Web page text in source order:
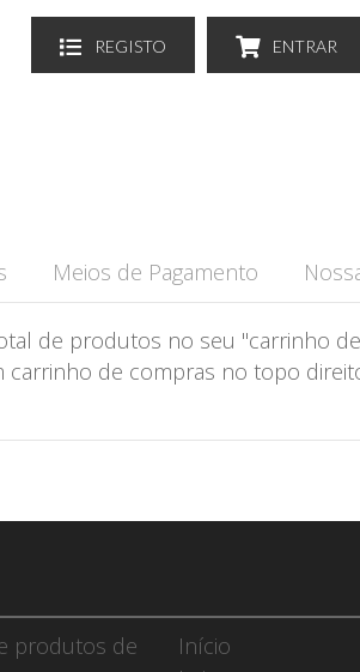
REGISTO ENTRAR
Meios de Pagamento
de produtos no seu "carrinho
de compras no topo
produtos de
Início